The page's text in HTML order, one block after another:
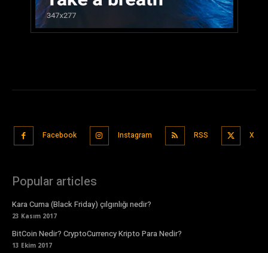
Facebook Instagram RSS X
Popular articles
Kara Cuma (Black Friday) çılgınlığı nedir?
23 Kasım 2017
BitCoin Nedir? CryptoCurrency Kripto Para Nedir?
13 Ekim 2017